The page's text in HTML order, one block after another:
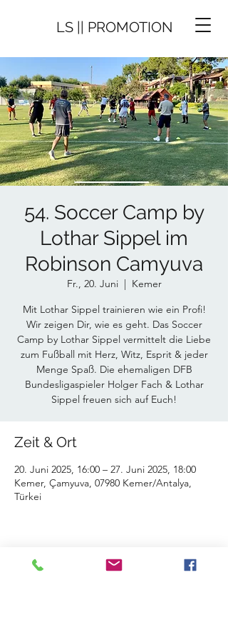
LS || PROMOTION
54. Soccer Camp by
Lothar Sippel im
Robinson Camyuva
Fr., 20. Juni
  |
Kemer
Mit Lothar Sippel trainieren wie ein Profi!
Wir zeigen Dir, wie es geht. Das Soccer
Camp by Lothar Sippel vermittelt die Liebe
zum Fußball mit Herz, Witz, Esprit & jeder
Menge Spaß. Die ehemaligen DFB
Bundesligaspieler Holger Fach & Lothar
Sippel freuen sich auf Euch!
Zeit & Ort
20. Juni 2025, 16:00 – 27. Juni 2025, 18:00
Kemer, Çamyuva, 07980 Kemer/Antalya,
Türkei
Diese Veranstaltung teilen